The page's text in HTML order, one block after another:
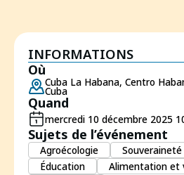
INFORMATIONS
Où
Cuba La Habana, Centro
Cuba
Quand
mercredi 10 décembre 2025
Sujets de l’événement
Agroécologie
Éducation
Alimentation et